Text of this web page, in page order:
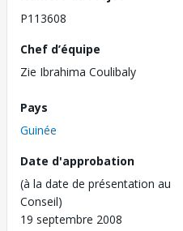
P113608
Chef d’équipe
Zie Ibrahima Coulibaly
Pays
Guinée
Date d'approbation
(à la date de présentation au
Conseil)
19 septembre 2008